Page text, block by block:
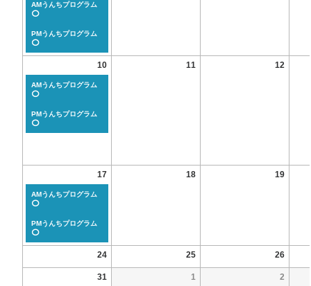
AMうんちプログラム
⭕
PMうんちプログラム
⭕
10
AMうんちプログラム
⭕
PMうんちプログラム
⭕
11 12
17
AMうんちプログラム
⭕
PMうんちプログラム
⭕
18 19
24 25 26
31 1 2